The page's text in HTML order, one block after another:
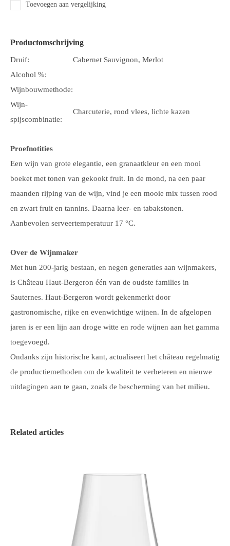
Toevoegen aan vergelijking
Productomschrijving
Druif:
Cabernet Sauvignon, Merlot
Alcohol %:
Wijnbouwmethode:
Wijn-
spijscombinatie:
Charcuterie, rood vlees, lichte kazen
Proefnotities
Een wijn van grote elegantie, een granaatkleur en een mooi
boeket met tonen van gekookt fruit. In de mond, na een paar
maanden rijping van de wijn, vind je een mooie mix tussen rood
en zwart fruit en tannins. Daarna leer- en tabakstonen.
Aanbevolen serveertemperatuur 17 °C.
Over de Wijnmaker
Met hun 200-jarig bestaan, en negen generaties aan wijnmakers,
is Château Haut-Bergeron één van de oudste families in
Sauternes. Haut-Bergeron wordt gekenmerkt door
gastronomische, rijke en evenwichtige wijnen. In de afgelopen
jaren is er een lijn aan droge witte en rode wijnen aan het gamma
toegevoegd.
Ondanks zijn historische kant, actualiseert het château regelmatig
de productiemethoden om de kwaliteit te verbeteren en nieuwe
uitdagingen aan te gaan, zoals de bescherming van het milieu.
Related articles